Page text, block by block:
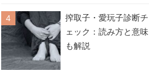
搾取子・愛玩子診断チ
ェック：読み方と意味
も解説